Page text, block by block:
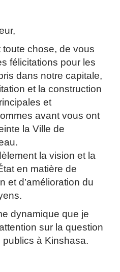
chose, de vous
félicitations pour les
dans notre capitale,
et la construction
et
avant vous ont
la Ville de
la vision et la
en matière de
et d’amélioration du
dynamique que je
sur la question
à Kinshasa.